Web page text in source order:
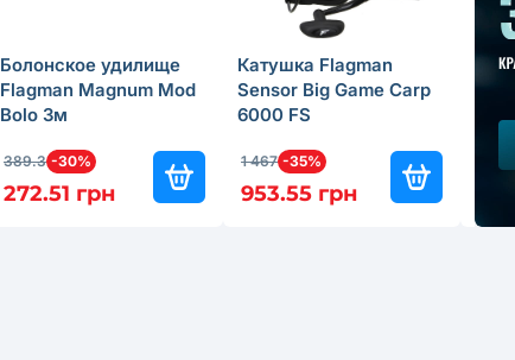
Катушка Flagman
Sensor Big Game Carp
6000 FS
1 467 -35%
953.55 грн
Болонское удилище
Flagman Magnum Mod
Bolo 3м
389.3 -30%
272.51 грн